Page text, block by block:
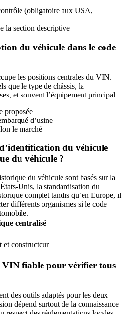
(obligatoire aux USA,
la section descriptive
du véhicule dans le code
les positions centrales du VIN.
que le type de châssis, la
et souvent l’équipement principal.
proposée
d’usine
le marché
du véhicule
du véhicule ?
du véhicule sont basés sur la
Unis, la standardisation du
complet tandis qu’en Europe, il
différents organismes si le code
centralisé
et constructeur
VIN fiable pour vérifier tous
des outils adaptés pour les deux
dépend surtout de la connaissance